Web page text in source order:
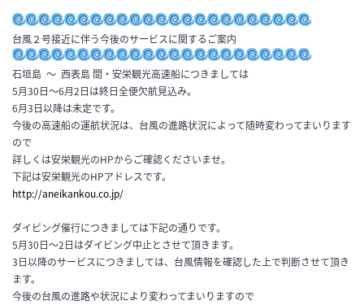
台風２号接近に伴う今後のサービスに関するご案内
石垣島 ～ 西表島 間・安栄観光高速船につきましては
5月30日〜6月2日は終日全便欠航見込み。
6月3日以降は未定です。
今後の高速船の運航状況は、台風の進路状況によって随時変わってまいります
ので
詳しくは安栄観光のHPからご確認くださいませ。
下記は安栄観光のHPアドレスです。
http://aneikankou.co.jp/
ダイビング催行につきましては下記の通りです。
5月30日〜2日はダイビング中止とさせて頂きます。
3日以降のサービスにつきましては、台風情報を確認した上で判断させて頂き
ます。
今後の台風の進路や状況により変わってまいりますので